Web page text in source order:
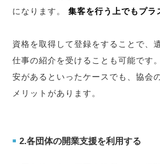
になります。集客を行う上でもプラ
資格を取得して登録をすることで、
仕事の紹介を受けることも可能です
安があるといったケースでも、協会
メリットがあります。
■ 2.各団体の開業支援を利用する